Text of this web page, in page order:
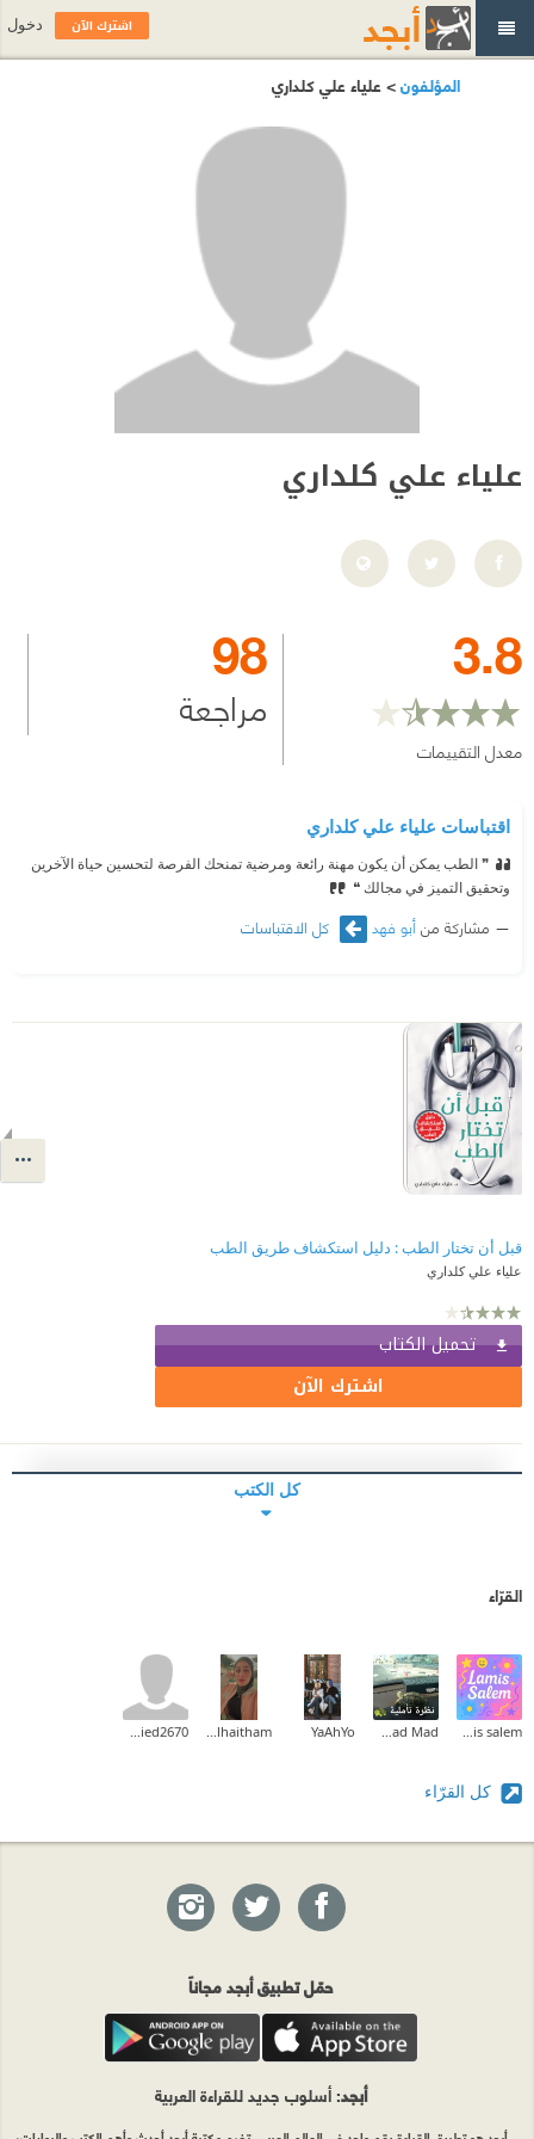
المؤلفون> علياء علي كلداري
علياء علي كلداري
3.8
معدل التقييمات
98
مراجعة
اقتباسات علياء علي كلداري
❞ الطب يمكن أن يكون مهنة رائعة ومرضية تمنحك الفرصة لتحسين حياة الآخرين
وتحقيق التميز في مجالك ❝
مشاركة منأبو فهد كل الاقتباسات
قبل أن تختار الطب : دليل استكشاف طريق الطب
علياء علي كلداري
تحميل الكتاب
اشترك الآن
كل الكتب
القرّاء
YaAhYo
كل القرّاء
اشترك الآن دخول
حمّل تطبيق أبجد مجاناً
أبجد: أسلوب جديد للقراءة العربية